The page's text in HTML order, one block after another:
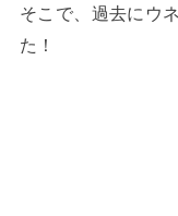
そこで、過去にウ
た！